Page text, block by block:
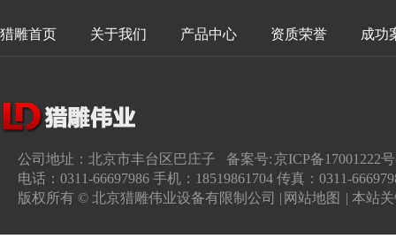
猎雕首页 关于我们 产品中心 资质荣誉 成功
公司地址：北京市丰台区巴庄子 备案号:京ICP备17001222
电话：0311-66697986 手机：18519861704 传真：0311-
版权所有 © 北京猎雕伟业设备有限制公司 | 网站地图 | 本站